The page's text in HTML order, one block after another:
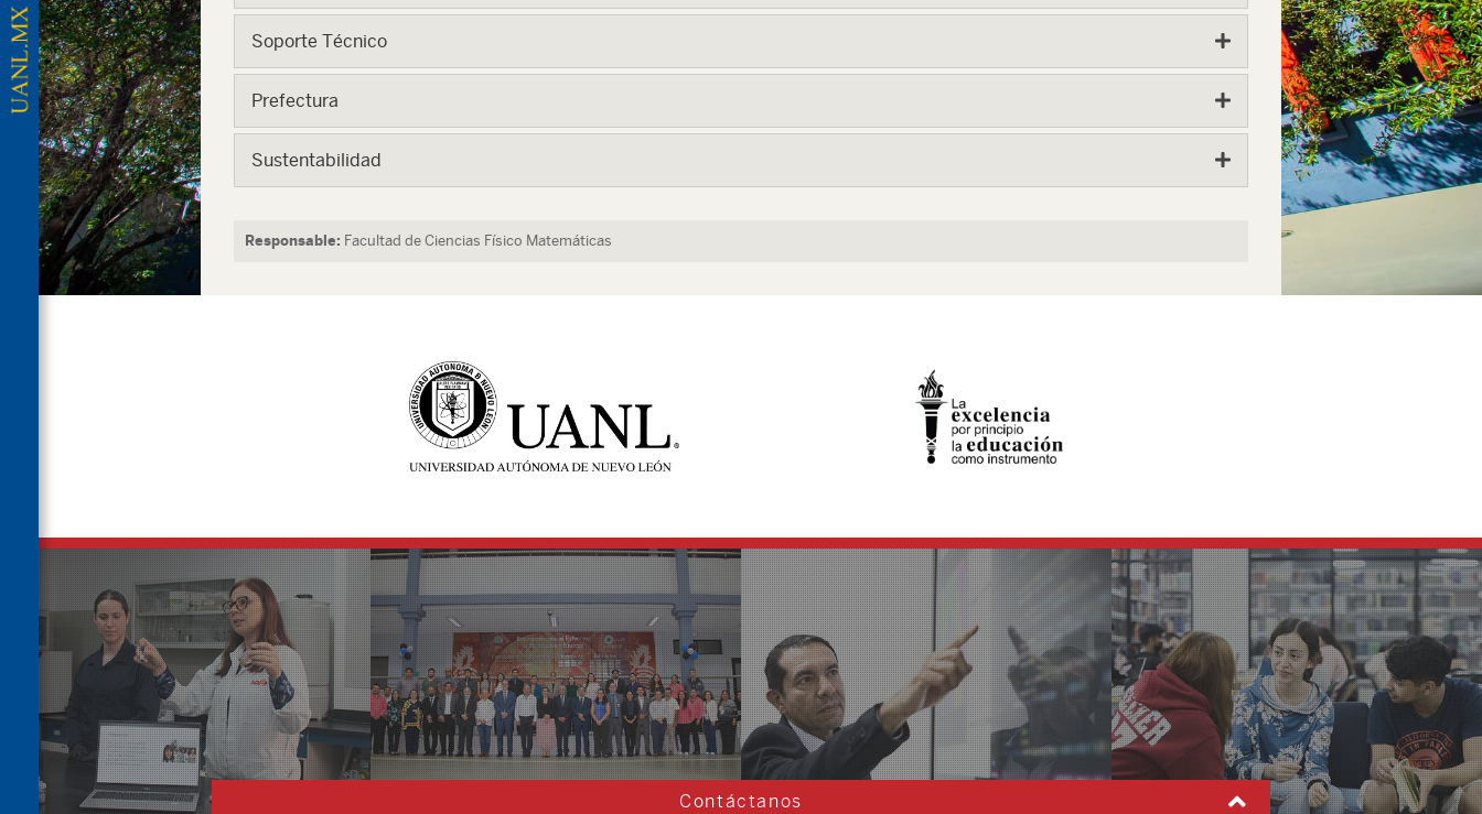
Soporte Técnico
Prefectura
Sustentabilidad
Responsable: Facultad de Ciencias Físico Matemáticas
Contáctanos